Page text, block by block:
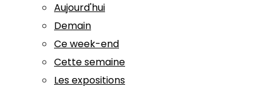
Aujourd'hui
Demain
Ce week-end
Cette semaine
Les expositions